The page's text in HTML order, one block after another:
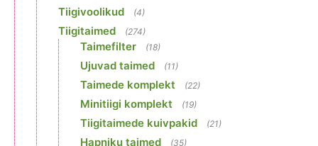
Tiigivoolikud (4)
Tiigitaimed (274)
Taimefilter (18)
Ujuvad taimed (11)
Taimede komplekt (22)
Minitiigi komplekt (19)
Tiigitaimede kuivpakid (21)
Hapniku taimed (35)